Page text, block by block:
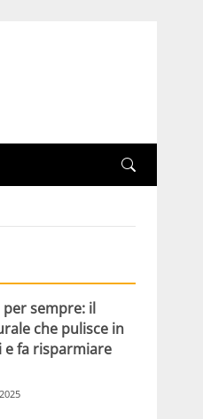
sempre: il
che pulisce in
fa risparmiare